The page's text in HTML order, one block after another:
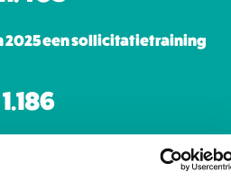
2025 een sollicitatietraining
1.186
zich als vrijwilliger in